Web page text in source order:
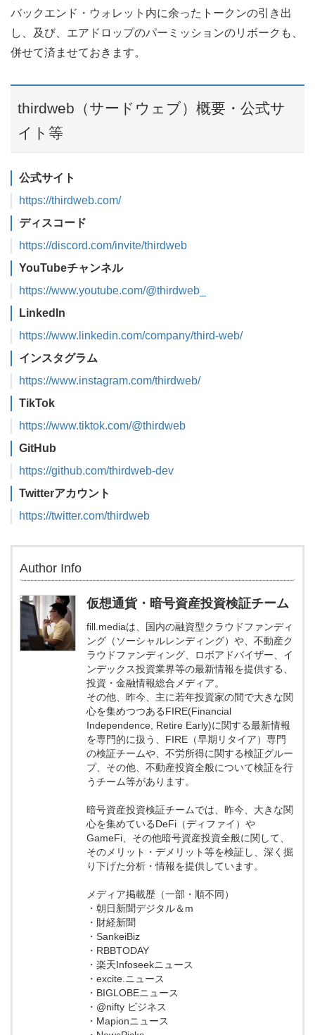
バックエンド・ウォレット内に余ったトークンの引き出
し、及び、エアドロップのパーミッションのリボークも、
併せて済ませておきます。
thirdweb（サードウェブ）概要・公式サ
イト等
公式サイト
https://thirdweb.com/
ディスコード
https://discord.com/invite/thirdweb
YouTubeチャンネル
https://www.youtube.com/@thirdweb_
LinkedIn
https://www.linkedin.com/company/third-web/
インスタグラム
https://www.instagram.com/thirdweb/
TikTok
https://www.tiktok.com/@thirdweb
GitHub
https://github.com/thirdweb-dev
Twitterアカウント
https://twitter.com/thirdweb
Author Info
仮想通貨・暗号資産投資検証チーム
fill.mediaは、国内の融資型クラウドファンディ
ング（ソーシャルレンディング）や、不動産ク
ラウドファンディング、ロボアドバイザー、イ
ンデックス投資業界等の最新情報を提供する、
投資・金融情報総合メディア。
その他、昨今、主に若年投資家の間で大きな関
心を集めつつあるFIRE(Financial
Independence, Retire Early)に関する最新情報
を専門的に扱う、FIRE（早期リタイア）専門
の検証チームや、不労所得に関する検証グルー
プ、その他、不動産投資全般について検証を行
うチーム等があります。
暗号資産投資検証チームでは、昨今、大きな関
心を集めているDeFi（ディファイ）や
GameFi、その他暗号資産投資全般に関して、
そのメリット・デメリット等を検証し、深く掘
り下げた分析・情報を提供しています。
メディア掲載歴（一部・順不同）
・朝日新聞デジタル＆m
・財経新聞
・SankeiBiz
・RBBTODAY
・楽天Infoseekニュース
・excite.ニュース
・BIGLOBEニュース
・@nifty ビジネス
・Mapionニュース